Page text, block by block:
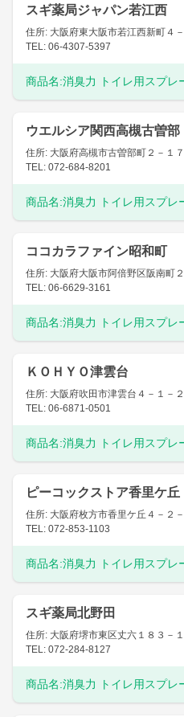
スギ薬局ジャパン若江西
住所: 大阪府東大阪市若江西新町４
TEL: 06-4307-5397
商品名:消臭力 トイレ用スプレ
ウエルシア関西高槻古曽部
住所: 大阪府高槻市古曽部町２－１
TEL: 072-684-8201
商品名:消臭力 トイレ用スプレ
ココカラファイン昭和町
住所: 大阪府大阪市阿倍野区阪南町
TEL: 06-6629-3161
商品名:消臭力 トイレ用スプレ
ＫＯＨＹＯ津雲台
住所: 大阪府吹田市津雲台４－１－
TEL: 06-6871-0501
商品名:消臭力 トイレ用スプレ
ピーコックストア香里ケ丘
住所: 大阪府枚方市香里ケ丘４－２
TEL: 072-853-1103
商品名:消臭力 トイレ用スプレ
スギ薬局北野田
住所: 大阪府堺市東区丈六１８３－
TEL: 072-284-8127
商品名:消臭力 トイレ用スプレ